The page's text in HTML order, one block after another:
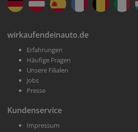
wirkaufendeinauto.de
Erfahrungen
Häufige Fragen
Unsere Filialen
Jobs
Presse
Kundenservice
Impressum